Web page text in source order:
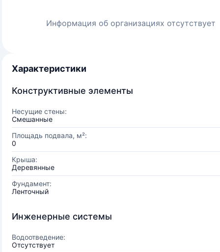
Информация об организациях отсутствует
Характеристики
Конструктивные элементы
Несущие стены:
Смешанные
Площадь подвала, м²:
0
Крыша:
Деревянные
Фундамент:
Ленточный
Инженерные системы
Водоотведение:
Отсутствует